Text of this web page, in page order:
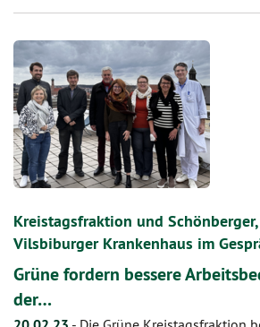
Kreistagsfraktion und
Vilsbiburger Krankenhaus im
Grüne fordern bessere
der…